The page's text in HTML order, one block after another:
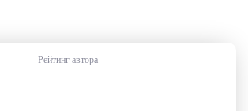
Рейтинг автора